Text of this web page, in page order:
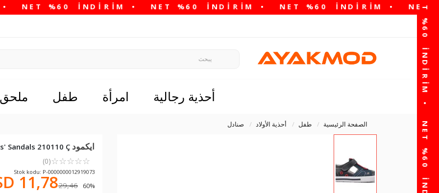
أحذية رجالية امرأة طفل ملحق
الصفحة الرئيسية طفل أحذية الأولاد صنادل
ايكمود Sandals 210110 Ç
☆
☆
☆
☆
☆ ★
★
★
★
★
(0)
Stok kodu: P-0000000012919073
11,7829,46 60% خصم في سلة التسوق